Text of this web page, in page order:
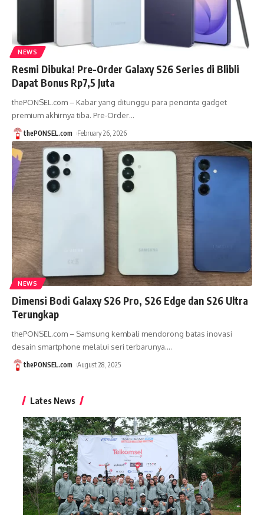
NEWS
Resmi Dibuka! Pre-Order Galaxy S26 Series di Blibli
Dapat Bonus Rp7,5 Juta
thePONSEL.com – Kabar yang ditunggu para pencinta gadget
premium akhirnya tiba. Pre-Order…
thePONSEL.com February 26, 2026
NEWS
Dimensi Bodi Galaxy S26 Pro, S26 Edge dan S26 Ultra
Terungkap
thePONSEL.com – Samsung kembali mendorong batas inovasi
desain smartphone melalui seri terbarunya.…
thePONSEL.com August 28, 2025
Lates News